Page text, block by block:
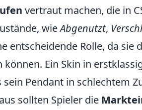
vertraut machen, die in
wieAbgenutzt,
entscheidende Rolle, da sie
können. Ein Skin in
sein Pendant in schlechtem
sollten Spieler die